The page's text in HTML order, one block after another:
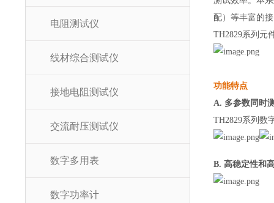
电阻测试仪
线材综合测试仪
接地电阻测试仪
交流耐压测试仪
数字多用表
数字功率计
配）等丰富的
TH2829系列元
功能特点
A. 多参数同时
TH2829系列数
B. 高稳定性和